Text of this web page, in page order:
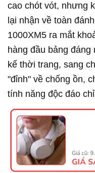
cao chót vót, nhưng
lại nhận về toàn
1000XM5 ra mắt
hàng đầu bảng
kế thời trang, sang
"đỉnh" về chống ồn,
tính năng độc đáo